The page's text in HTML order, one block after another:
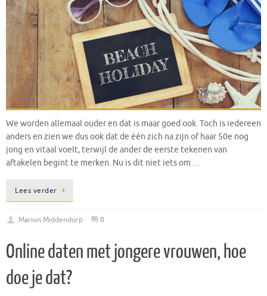
We worden allemaal ouder en dat is maar goed ook. Toch is iedereen
anders en zien we dus ook dat de één zich na zijn of haar 50e nog
jong en vitaal voelt, terwijl de ander de eerste tekenen van
aftakelen begint te merken. Nu is dit niet iets om…
Lees verder
Marion Middendorp 0
Online daten met jongere vrouwen, hoe
doe je dat?